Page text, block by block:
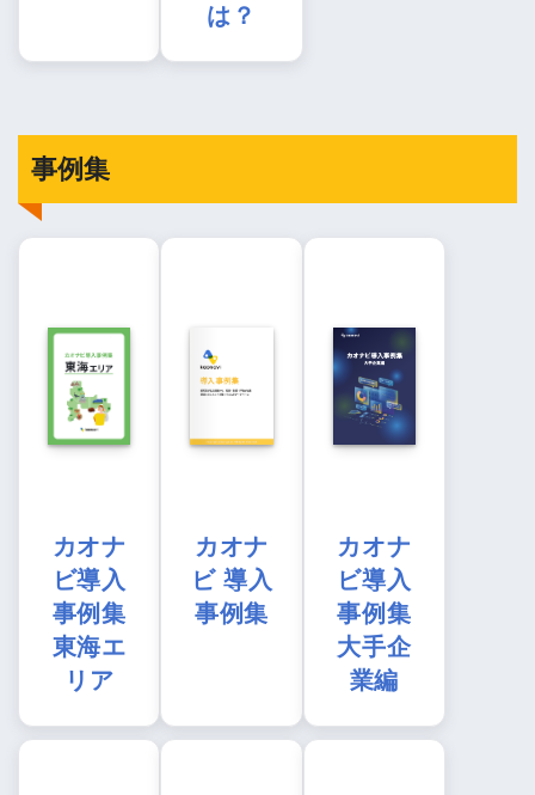
は？
事例集
カオナ
ビ導入
事例集
東海エ
リア
カオナ
ビ 導入
事例集
カオナ
ビ導入
事例集
大手企
業編